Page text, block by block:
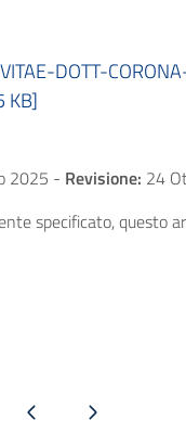
DOTT-
KB]
2025 - Revisione: 24
specificato, questo
precedentePagina successiva